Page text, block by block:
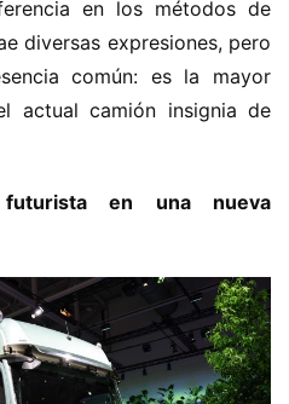
en los métodos de
diversas expresiones, pero
común: es la mayor
actual camión insignia de
futurista en una nueva